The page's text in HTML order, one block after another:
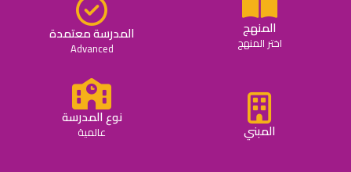
المنهج
اختر المنهج المدرسة معتمدة
Advanced
المبني
نوع المدرسة
عالمية